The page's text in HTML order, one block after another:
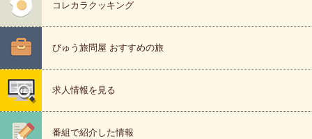
コレカラクッキング
びゅう旅問屋 おすすめの旅
求人情報を見る
番組で紹介した情報